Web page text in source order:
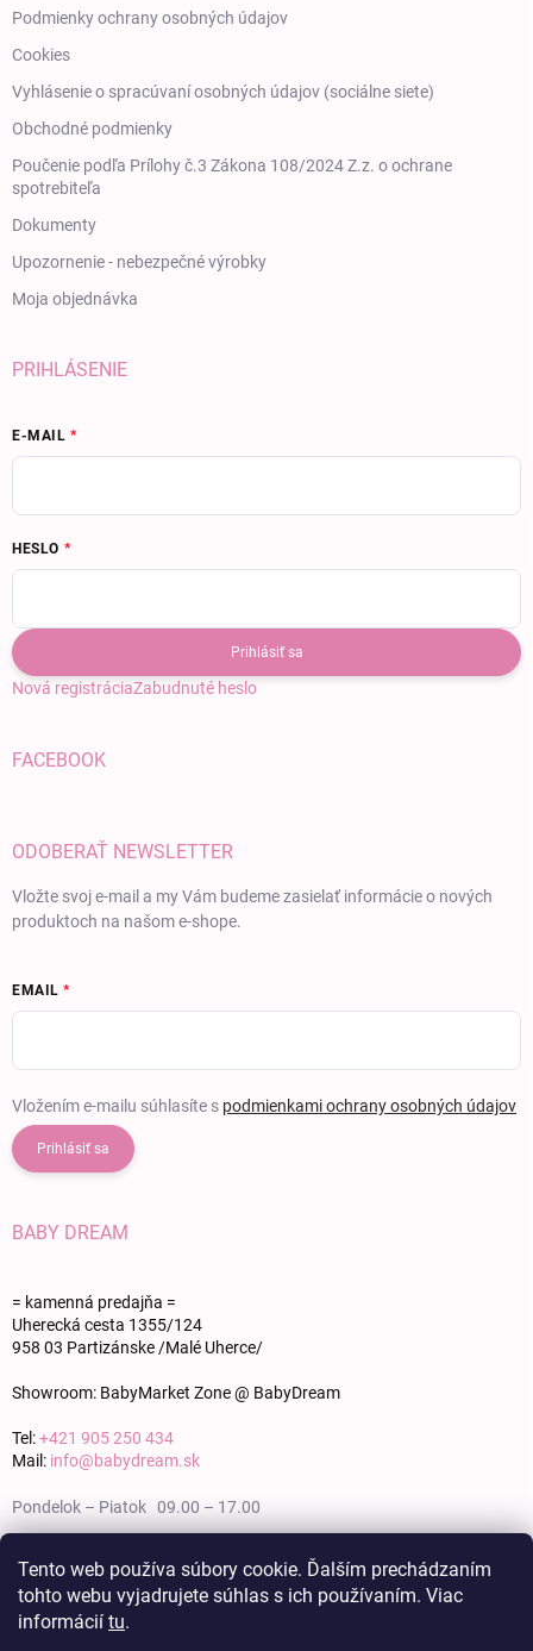
Tento web používa súbory cookie. Ďalším prechádzaním
tohto webu vyjadrujete súhlas s ich používaním. Viac
informácií tu.
Podmienky ochrany osobných údajov
Cookies
Vyhlásenie o spracúvaní osobných údajov (sociálne siete)
Obchodné podmienky
Poučenie podľa Prílohy č.3 Zákona 108/2024 Z.z. o ochrane
spotrebiteľa
Dokumenty
Upozornenie - nebezpečné výrobky
Moja objednávka
PRIHLÁSENIE
E-MAIL
HESLO
Prihlásiť sa
Nová registráciaZabudnuté heslo
FACEBOOK
ODOBERAŤ NEWSLETTER
Vložte svoj e-mail a my Vám budeme zasielať informácie o nových
produktoch na našom e-shope.
EMAIL
Vložením e-mailu súhlasíte s podmienkami ochrany osobných údajov
Prihlásiť sa
BABY DREAM
= kamenná predajňa =
Uherecká cesta 1355/124
958 03 Partizánske /Malé Uherce/
Showroom: BabyMarket Zone @ BabyDream
Tel:+421 905 250 434
Mail: info@babydream.sk
Pondelok – Piatok 09.00 – 17.00
Nedeľa zatvorené